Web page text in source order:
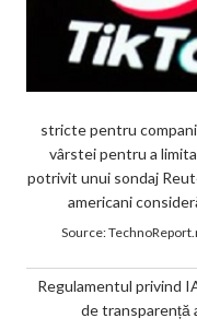
stricte pentru
vârstei pentru a
potrivit unui sondaj
americani
Source:
Regulamentul privind
de transparență